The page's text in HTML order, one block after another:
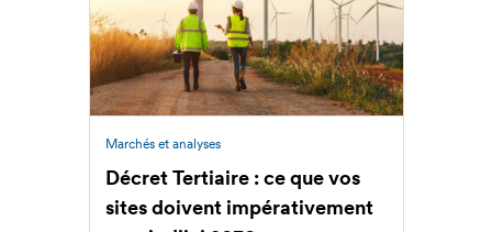
Marchés et analyses
Décret Tertiaire : ce que vos
sites doivent impérativement